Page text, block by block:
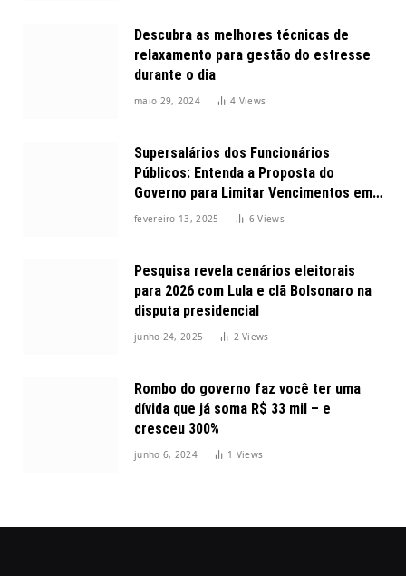
Descubra as melhores técnicas de
relaxamento para gestão do estresse
durante o dia
maio 29, 2024 4 Views
Supersalários dos Funcionários
Públicos: Entenda a Proposta do
Governo para Limitar Vencimentos em
2025
fevereiro 13, 2025 6Views
Pesquisa revela cenários eleitorais
para 2026 com Lula e clã Bolsonaro na
disputa presidencial
junho 24, 2025 2Views
Rombo do governo faz você ter uma
dívida que já soma R$ 33 mil – e
cresceu 300%
junho 6, 2024 1 Views